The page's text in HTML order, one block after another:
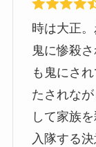
時は大正
鬼に惨殺
も鬼にさ
たされな
して家族
入隊する